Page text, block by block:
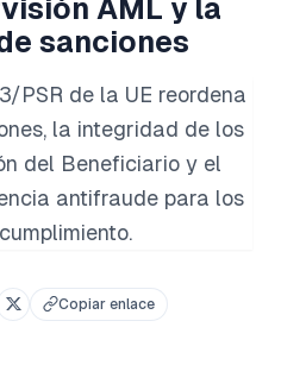
AML y la
sanciones
PSR de la UE reordena
la integridad de los
del Beneficiario y el
antifraude para los
Copiar enlace